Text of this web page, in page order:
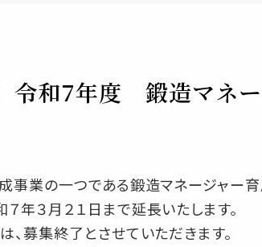
令和7年度 鍛造マネ
事業の一つである鍛造マネージャー
年３月２１日まで延長いたします。
募集終了とさせていただきます。